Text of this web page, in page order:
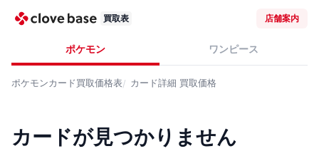
買取表 店舗案内
ポケモン ワンピース
ポケモンカード買取価格表 カード詳細 買取価格
カードが見つかりません